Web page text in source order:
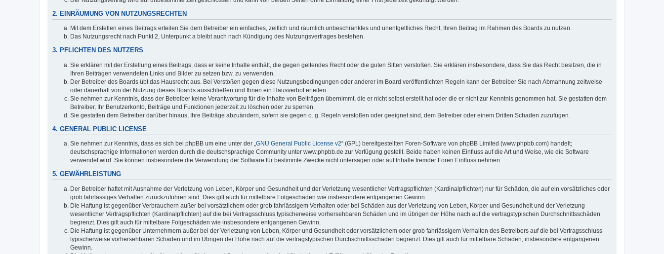
2. EINRÄUMUNG VON NUTZUNGSRECHTEN
Mit dem Erstellen eines Beitrags erteilen Sie dem Betreiber ein einfaches, zeitlich und räumlich unbeschränktes und unentgeltliches Recht, Ihren Beitrag im Rahmen des Boards zu nutzen.
Das Nutzungsrecht nach Punkt 2, Unterpunkt a bleibt auch nach Kündigung des Nutzungsvertrages bestehen.
3. PFLICHTEN DES NUTZERS
Sie erklären mit der Erstellung eines Beitrags, dass er keine Inhalte enthält, die gegen geltendes Recht oder die guten Sitten verstoßen. Sie erklären insbesondere, dass Sie das Recht besitzen, die in
Ihren Beiträgen verwendeten Links und Bilder zu setzen bzw. zu verwenden.
Der Betreiber des Boards übt das Hausrecht aus. Bei Verstößen gegen diese Nutzungsbedingungen oder anderer im Board veröffentlichten Regeln kann der Betreiber Sie nach Abmahnung zeitweise
oder dauerhaft von der Nutzung dieses Boards ausschließen und Ihnen ein Hausverbot erteilen.
Sie nehmen zur Kenntnis, dass der Betreiber keine Verantwortung für die Inhalte von Beiträgen übernimmt, die er nicht selbst erstellt hat oder die er nicht zur Kenntnis genommen hat. Sie gestatten dem
Betreiber, Ihr Benutzerkonto, Beiträge und Funktionen jederzeit zu löschen oder zu sperren.
Sie gestatten dem Betreiber darüber hinaus, Ihre Beiträge abzuändern, sofern sie gegen o. g. Regeln verstoßen oder geeignet sind, dem Betreiber oder einem Dritten Schaden zuzufügen.
4. GENERAL PUBLIC LICENSE
Sie nehmen zur Kenntnis, dass es sich bei phpBB um eine unter der „GNU General Public License v2“ (GPL) bereitgestellten Foren-Software von phpBB Limited (www.phpbb.com) handelt;
deutschsprachige Informationen werden durch die deutschsprachige Community unter www.phpbb.de zur Verfügung gestellt. Beide haben keinen Einfluss auf die Art und Weise, wie die Software
verwendet wird. Sie können insbesondere die Verwendung der Software für bestimmte Zwecke nicht untersagen oder auf Inhalte fremder Foren Einfluss nehmen.
5. GEWÄHRLEISTUNG
Der Betreiber haftet mit Ausnahme der Verletzung von Leben, Körper und Gesundheit und der Verletzung wesentlicher Vertragspflichten (Kardinalpflichten) nur für Schäden, die auf ein vorsätzliches oder
grob fahrlässiges Verhalten zurückzuführen sind. Dies gilt auch für mittelbare Folgeschäden wie insbesondere entgangenen Gewinn.
Die Haftung ist gegenüber Verbrauchern außer bei vorsätzlichem oder grob fahrlässigem Verhalten oder bei Schäden aus der Verletzung von Leben, Körper und Gesundheit und der Verletzung
wesentlicher Vertragspflichten (Kardinalpflichten) auf die bei Vertragsschluss typischerweise vorhersehbaren Schäden und im übrigen der Höhe nach auf die vertragstypischen Durchschnittsschäden
begrenzt. Dies gilt auch für mittelbare Folgeschäden wie insbesondere entgangenen Gewinn.
Die Haftung ist gegenüber Unternehmern außer bei der Verletzung von Leben, Körper und Gesundheit oder vorsätzlichem oder grob fahrlässigem Verhalten des Betreibers auf die bei Vertragsschluss
typischerweise vorhersehbaren Schäden und im Übrigen der Höhe nach auf die vertragstypischen Durchschnittsschäden begrenzt. Dies gilt auch für mittelbare Schäden, insbesondere entgangenen
Gewinn.